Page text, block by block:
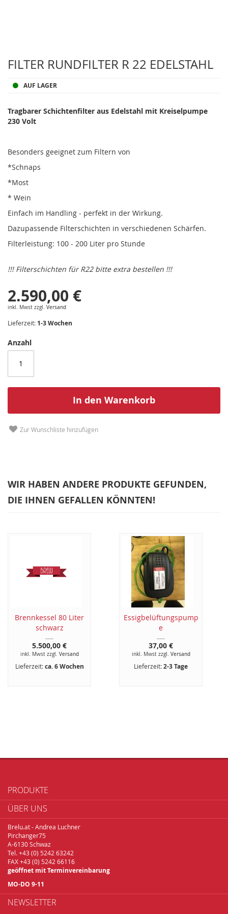
FILTER RUNDFILTER R 22 EDELSTAHL
AUF LAGER
Tragbarer Schichtenfilter aus Edelstahl mit Kreiselpumpe
230 Volt
Besonders geeignet zum Filtern von
*Schnaps
*Most
* Wein
Einfach im Handling - perfekt in der Wirkung.
Dazupassende Filterschichten in verschiedenen Schärfen.
Filterleistung: 100 - 200 Liter pro Stunde
!!! Filterschichten für R22 bitte extra bestellen !!!
2.590,00 €
inkl. Mwst zzgl. Versand
Lieferzeit: 1-3 Wochen
Anzahl
In den Warenkorb
Zur Wunschliste hinzufügen
Anfang
der
springen
WIR HABEN ANDERE PRODUKTE GEFUNDEN,
DIE IHNEN GEFALLEN KÖNNTEN!
Brennkessel 80 Liter
schwarz
5.500,00 €
inkl. Mwst zzgl. Versand
Lieferzeit:ca. 6 Wochen
Essigbelüftungspump
e
37,00 €
inkl. Mwst zzgl. Versand
Lieferzeit:2-3 Tage
PRODUKTE
ÜBER UNS
Brelu.at - Andrea Luchner
Pirchanger75
A-6130 Schwaz
Tel. +43 (0) 5242 63242
FAX +43 (0) 5242 66116
geöffnet mit Terminvereinbarung
MO-DO 9-11
NEWSLETTER